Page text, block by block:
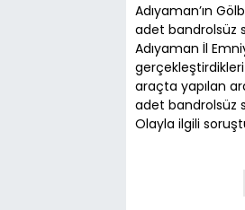
Adıyaman’ın
adet bandrolsüz
Adıyaman İl
araçta yapılan
adet bandrolsüz
Olayla ilgili